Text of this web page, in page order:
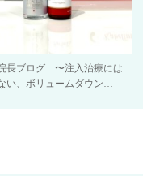
長ブログ 〜注入治療には
い、ボリュームダウン…